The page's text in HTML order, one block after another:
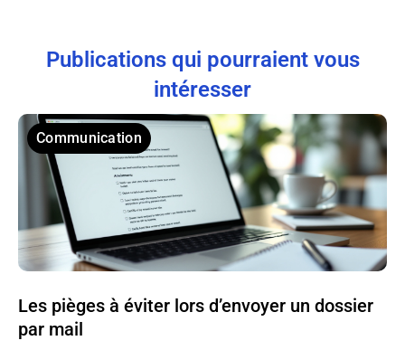
Publications qui pourraient vous
intéresser
Communication
Les pièges à éviter lors d’envoyer un dossier
par mail